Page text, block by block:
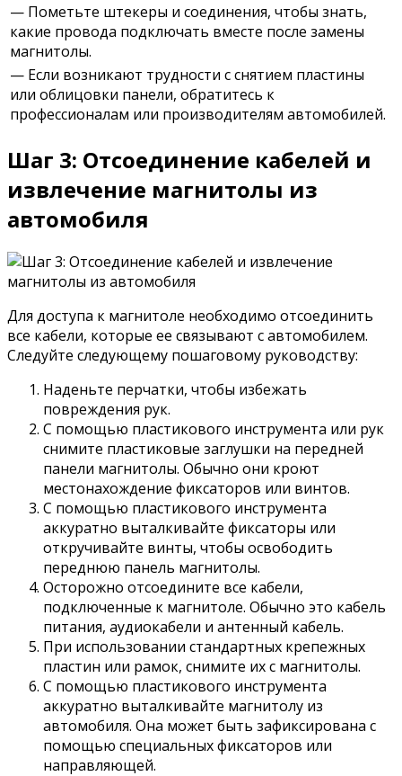
— Пометьте штекеры и соединения, чтобы знать,
какие провода подключать вместе после замены
магнитолы.
— Если возникают трудности с снятием пластины
или облицовки панели, обратитесь к
профессионалам или производителям автомобилей.
Шаг 3: Отсоединение кабелей и
извлечение магнитолы из
автомобиля
Для доступа к магнитоле необходимо отсоединить
все кабели, которые ее связывают с автомобилем.
Следуйте следующему пошаговому руководству:
Наденьте перчатки, чтобы избежать
повреждения рук.
С помощью пластикового инструмента или рук
снимите пластиковые заглушки на передней
панели магнитолы. Обычно они кроют
местонахождение фиксаторов или винтов.
С помощью пластикового инструмента
аккуратно выталкивайте фиксаторы или
откручивайте винты, чтобы освободить
переднюю панель магнитолы.
Осторожно отсоедините все кабели,
подключенные к магнитоле. Обычно это кабель
питания, аудиокабели и антенный кабель.
При использовании стандартных крепежных
пластин или рамок, снимите их с магнитолы.
С помощью пластикового инструмента
аккуратно выталкивайте магнитолу из
автомобиля. Она может быть зафиксирована с
помощью специальных фиксаторов или
направляющей.